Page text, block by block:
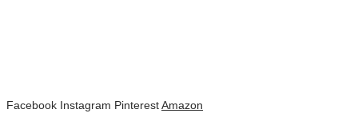
Facebook Instagram PinterestAmazon